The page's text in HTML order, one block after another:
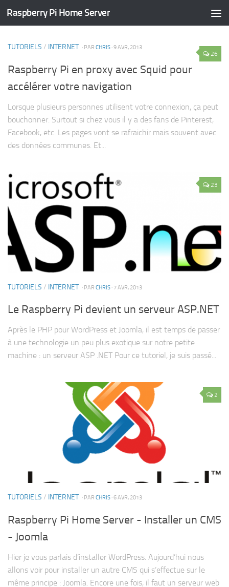
Raspberry Pi Home Server
CATÉGORIE :TUTORIELS
26
TUTORIELS / INTERNET · PAR CHRIS · 9 AVR, 2013
Raspberry Pi en proxy avec Squid pour
accélérer votre navigation
Lorsque plusieurs personnes utilisent votre connexion, ça peut
bouchonner. Surtout si chez vous il y a des fans de Pinterest,
Facebook, etc. Les pages vont se rafraichir mais souvent avec
des données communes. Et...
23
TUTORIELS / INTERNET · PAR CHRIS · 7 AVR, 2013
Le Raspberry Pi devient un serveur ASP.NET
Après le PHP pour WordPress et Joomla, il est temps de passer
à une technologie un peu plus exotique sur notre petite
machine : un serveur ASP .NET Pour ce tutoriel, je suis passé...
2
TUTORIELS / INTERNET · PAR CHRIS · 6 AVR, 2013
Raspberry Pi Home Server - Installer un CMS
- Joomla
Hier je vous parlais d’installer WordPress. Aujourd’hui nous
allons voir pour installer un autre CMS qui s’effectue sur le
même principe : Joomla. Encore une fois, il faut un serveur web